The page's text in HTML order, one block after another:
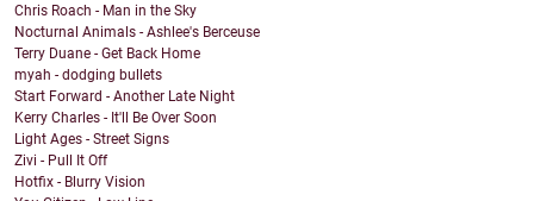
Chris Roach - Man in the Sky
Nocturnal Animals - Ashlee's Berceuse
Terry Duane - Get Back Home
myah - dodging bullets
Start Forward - Another Late Night
Kerry Charles - It'll Be Over Soon
Light Ages - Street Signs
Zivi - Pull It Off
Hotfix - Blurry Vision